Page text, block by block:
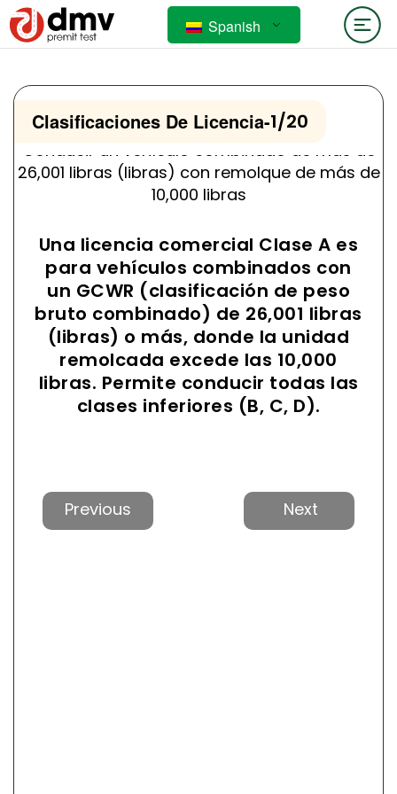
Spanish
Clasificaciones De Licencia-1/20
Conducir un vehículo combinado de más de
26,001 libras (libras) con remolque de más de
10,000 libras
Una licencia comercial Clase A es
para vehículos combinados con
un GCWR (clasificación de peso
bruto combinado) de 26,001 libras
(libras) o más, donde la unidad
remolcada excede las 10,000
libras. Permite conducir todas las
clases inferiores (B, C, D).
Anterior